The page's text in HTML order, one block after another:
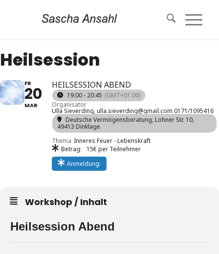
Heilsession
FR
20
MAR
HEILSESSION ABEND
19:00 - 20:45 (GMT+01:00)
Organisator
Ulla Sieverding, ulla.sieverding@gmail.com 0171/1095416
Deutsche Vermögensberatung, Lohner Str. 10,
49413 Dinklage
Thema Inneres Feuer - Lebenskraft
Betrag:
15€ per Teilnehmer
Anmeldung:
Workshop / Inhalt
Heilsession Abend